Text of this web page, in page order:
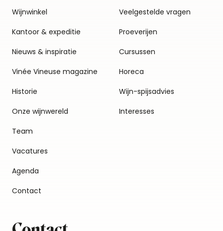
Wijnwinkel
Kantoor & expeditie
Nieuws & inspiratie
Vinée Vineuse magazine
Historie
Onze wijnwereld
Team
Vacatures
Agenda
Contact
Veelgestelde vragen
Proeverijen
Cursussen
Horeca
Wijn-spijsadvies
Interesses